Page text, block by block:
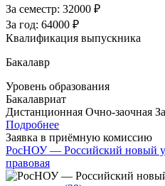
За семестр: 32000 ₽
За год: 64000 ₽
Квалификация выпускника
Бакалавр
Уровень образования
Бакалавриат
Дистанционная Очно-заочная
Подробнее
Заявка в приёмную комиссию
РосНОУ — Российский новый
правовая